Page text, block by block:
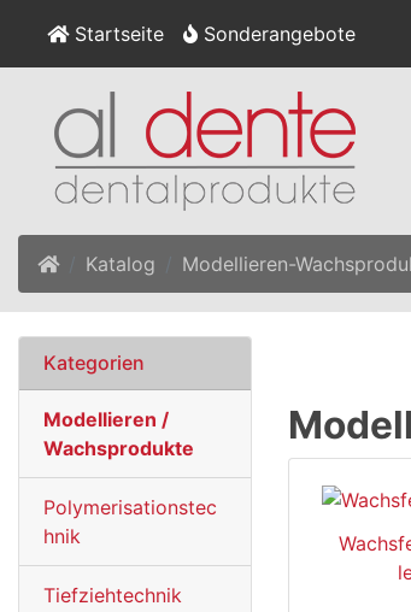
Startseite Sonderangebote
Startseite
Katalog Modellieren-
Kategorien
Modellieren /
Wachsprodukte
Polymerisationstec
hnik
Tiefziehtechnik